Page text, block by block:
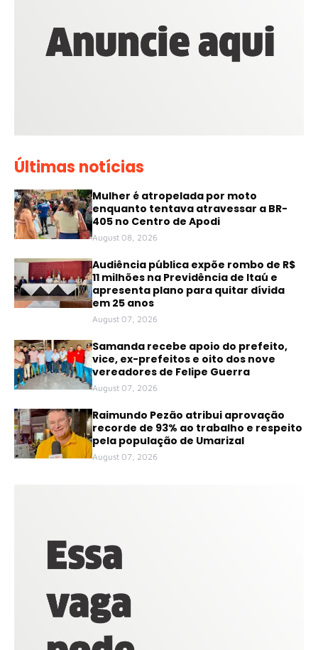
Últimas notícias
Mulher é atropelada por moto
enquanto tentava atravessar a BR-
405 no Centro de Apodi
August 08, 2026
Audiência pública expõe rombo de R$
11 milhões na Previdência de Itaú e
apresenta plano para quitar dívida
em 25 anos
August 07, 2026
Samanda recebe apoio do prefeito,
vice, ex-prefeitos e oito dos nove
vereadores de Felipe Guerra
August 07, 2026
Raimundo Pezão atribui aprovação
recorde de 93% ao trabalho e respeito
pela população de Umarizal
August 07, 2026